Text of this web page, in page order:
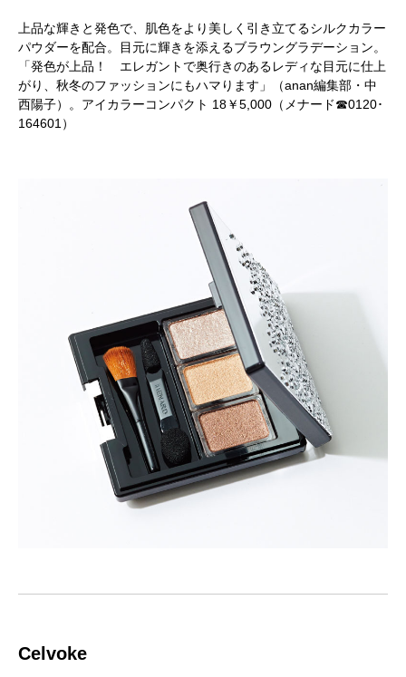
上品な輝きと発色で、肌色をより美しく引き立てるシルクカラー
パウダーを配合。目元に輝きを添えるブラウングラデーション。
「発色が上品！ エレガントで奥行きのあるレディな目元に仕上
がり、秋冬のファッションにもハマります」（anan編集部・中
西陽子）。アイカラーコンパクト 18￥5,000（メナード☎0120･
164601）
Celvoke